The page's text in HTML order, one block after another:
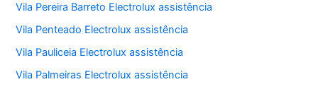
Vila Pereira Barreto Electrolux assistência
Vila Penteado Electrolux assistência
Vila Pauliceia Electrolux assistência
Vila Palmeiras Electrolux assistência